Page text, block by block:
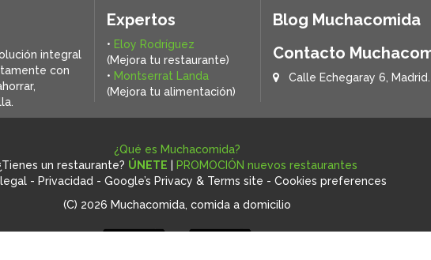
integral
con
Expertos
• Eloy Rodríguez
(Mejora tu restaurante)
• Montserrat Landa
(Mejora tu alimentación)
Blog Muchacomida
Contacto
Calle Echegaray 6,
¿Qué es Muchacomida?
un restaurante? ÚNETE
PROMOCIÓN nuevos restaurantes
- Privacidad - Google’s Privacy & Terms site - Cookies preferences
(C) 2026 Muchacomida, comida a domicilio